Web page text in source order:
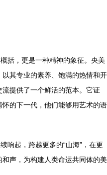
括，更是一种精神的象征。央美
其专业的素养、饱满的热情和开
提供了一个鲜活的范本。它证
的下一代，他们能够用艺术的语
响起，跨越更多的“山海”，在更
声，为构建人类命运共同体的美